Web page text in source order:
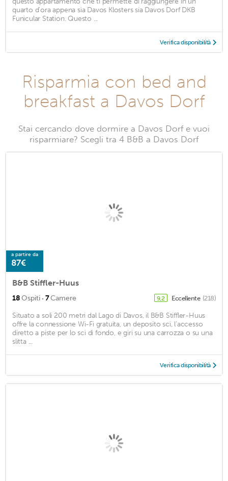
quarto d'ora appena sia Davos Klosters sia Davos Dorf DKB
Funicular Station. Questo ...
Verifica disponibilità
Risparmia con bed and
breakfast a Davos Dorf
Stai cercando dove dormire a Davos Dorf e vuoi
risparmiare? Scegli tra 4 B&B a Davos Dorf
a partire da
87€
B&B Stiffler-Huus
18Ospiti · 7Camere 9,2 Eccellente (218)
Situato a soli 200 metri dal Lago di Davos, il B&B Stiffler-Huus
offre la connessione Wi-Fi gratuita, un deposito sci, l'accesso
diretto a piste per lo sci di fondo, e giri su una carrozza o su una
slitta ...
Verifica disponibilità